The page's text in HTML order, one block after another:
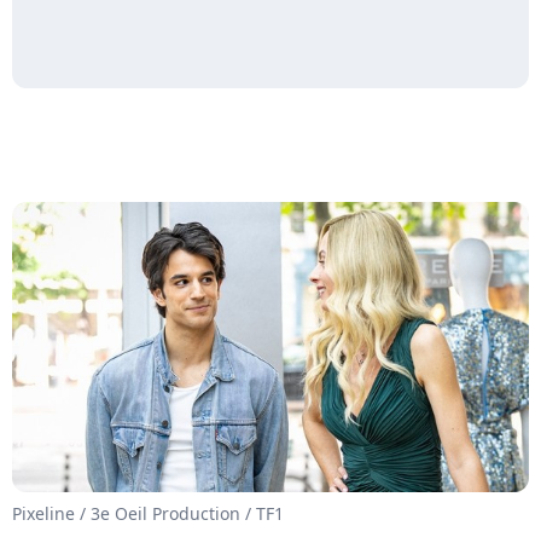
Pixeline / 3e Oeil Production / TF1